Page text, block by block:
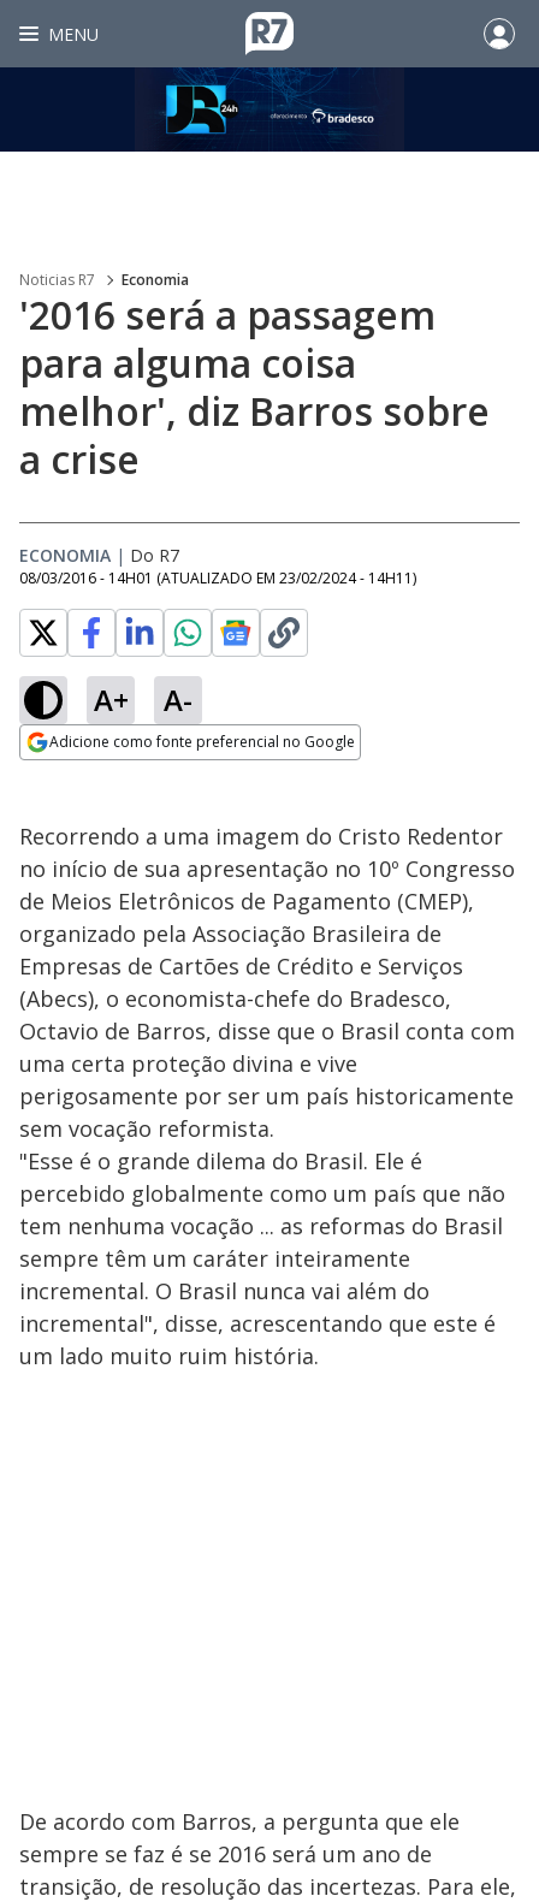
MENU
Noticias R7 Economia
'2016 será a passagem
para alguma coisa
melhor', diz Barros sobre
a crise
ECONOMIA | Do R7
08/03/2016 - 14H01 (ATUALIZADO EM 23/02/2024 - 14H11)
A+ A-
Adicione como fonte preferencial no Google
Recorrendo a uma imagem do Cristo Redentor
no início de sua apresentação no 10º Congresso
de Meios Eletrônicos de Pagamento (CMEP),
organizado pela Associação Brasileira de
Empresas de Cartões de Crédito e Serviços
(Abecs), o economista-chefe do Bradesco,
Octavio de Barros, disse que o Brasil conta com
uma certa proteção divina e vive
perigosamente por ser um país historicamente
sem vocação reformista.
"Esse é o grande dilema do Brasil. Ele é
percebido globalmente como um país que não
tem nenhuma vocação ... as reformas do Brasil
sempre têm um caráter inteiramente
incremental. O Brasil nunca vai além do
incremental", disse, acrescentando que este é
um lado muito ruim história.
De acordo com Barros, a pergunta que ele
sempre se faz é se 2016 será um ano de
transição, de resolução das incertezas. Para ele,